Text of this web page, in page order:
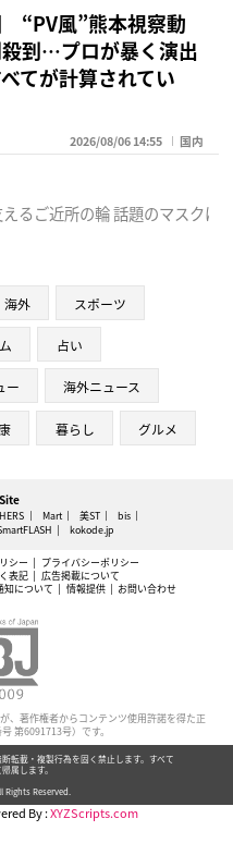
“PV風”熊本視察動
到…プロが暴く演出
てが計算されてい
2026/08/06 14:55 国内
るご近所の輪 話題のマスクは
海外 スポーツ
占い
ー 海外ニュース
暮らし グルメ
HERS Mart 美ST
bis
kokode.jp
シー
プライバシーポリシー
表記
広告掲載について
知について 情報提供 お問い合わせ
、著作権者からコンテンツ使用許諾を得た正
第6091713号）です。
転載・複製行為を固く禁止します。すべて
属します。
Reserved.
By :XYZScripts.com